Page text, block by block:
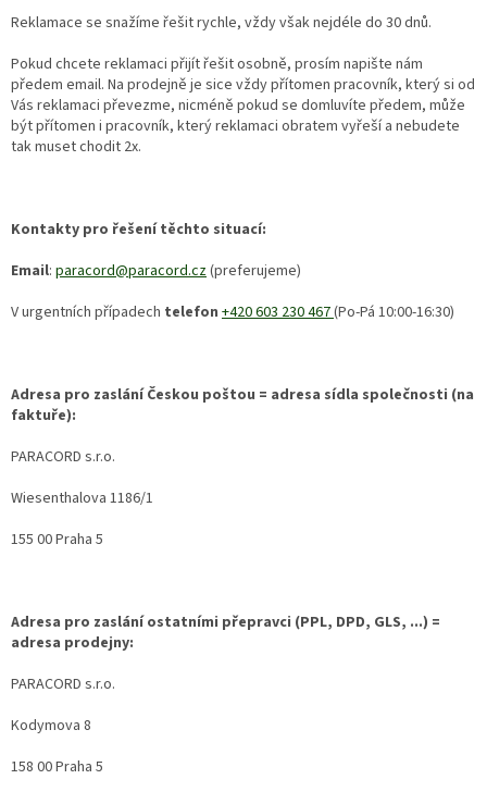
Reklamace se snažíme řešit rychle, vždy však nejdéle do 30 dnů.
Pokud chcete reklamaci přijít řešit osobně, prosím napište nám
předem email. Na prodejně je sice vždy přítomen pracovník, který si od
Vás reklamaci převezme, nicméně pokud se domluvíte předem, může
být přítomen i pracovník, který reklamaci obratem vyřeší a nebudete
tak muset chodit 2x.
Kontakty pro řešení těchto situací:
Email: paracord@paracord.cz(preferujeme)
V urgentních případech telefon +420 603 230 467(Po-Pá 10:00-16:30)
Adresa pro zaslání Českou poštou = adresa sídla společnosti (na
faktuře):
PARACORD s.r.o.
Wiesenthalova 1186/1
155 00 Praha 5
Adresa pro zaslání ostatními přepravci (PPL, DPD, GLS, ...) =
adresa prodejny:
PARACORD s.r.o.
Kodymova 8
158 00 Praha 5